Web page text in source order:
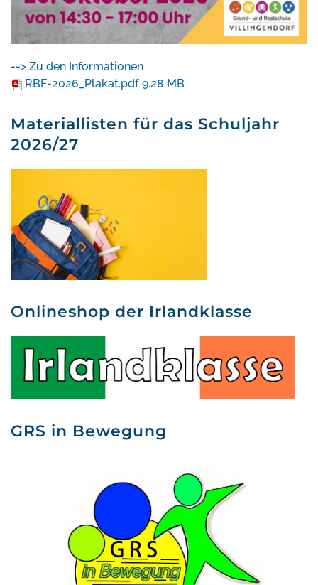
--> Zu den Informationen
RBF-2026_Plakat.pdf 9.28 MB
Materiallisten für das Schuljahr
2026/27
Onlineshop der Irlandklasse
GRS in Bewegung